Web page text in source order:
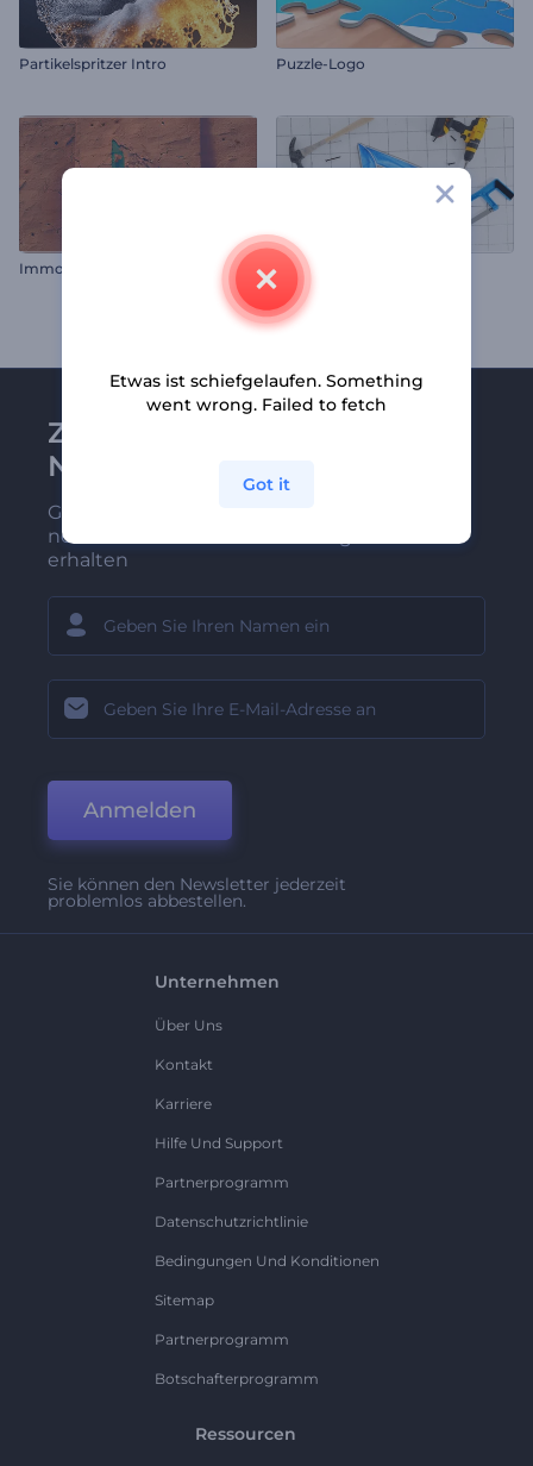
Partikelspritzer Intro Puzzle-Logo
Immobilienmarketing Diashow Einführung ins Bauprojekt
Zu Renderforest-
Newsletter anmelden
Gehören Sie zu den Ersten, die unsere
neuesten Nachrichten und Angebote
erhalten
Anmelden
Sie können den Newsletter jederzeit
problemlos abbestellen.
Unternehmen
Über Uns
Kontakt
Karriere
Hilfe Und Support
Partnerprogramm
Datenschutzrichtlinie
Bedingungen Und Konditionen
Sitemap
Partnerprogramm
Botschafterprogramm
Ressourcen
Etwas ist schiefgelaufen. Something
went wrong. Failed to fetch
Got it